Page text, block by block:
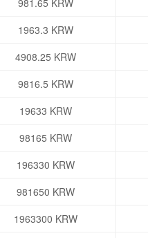
981.65 KRW
1963.3 KRW
4908.25 KRW
9816.5 KRW
19633 KRW
98165 KRW
196330 KRW
981650 KRW
1963300 KRW